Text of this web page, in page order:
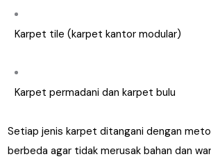
Karpet tile (karpet kantor modular)
Karpet permadani dan karpet bulu
Setiap jenis karpet ditangani dengan
berbeda agar tidak merusak bahan dan